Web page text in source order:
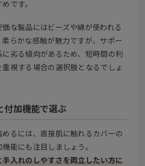
です。
な製品にはビーズや綿が使われる
柔らかな感触が魅力ですが、サポー
に劣る傾向があるため、短時間の利
視する場合の選択肢となるでしょ
付加機能で選ぶ
るには、直接肌に触れるカバーの
能にも注目しましょう。
入れのしやすさを両立したい方に